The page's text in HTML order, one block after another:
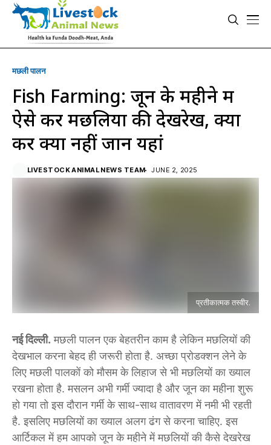
मछली पालन
Fish Farming: जून के महीने में
ऐसे करें मछलियों की देखरेख, क्या
करें क्या नहीं जानें यहां
LIVESTOCK ANIMAL NEWS TEAM JUNE 2, 2025
प्रतीकात्मक तस्वीर.
नई दिल्ली. मछली पालन एक बेहतरीन काम है लेकिन मछलियों की
देखभाल करना बेहद ही जरूरी होता है. अच्छा प्रोडक्शन लेने के
लिए मछली पालकों को मौसम के लिहाज से भी मछलियों का ख्याल
रखना होता है. मसलन अभी गर्मी ज्यादा है और जून का महीना शुरू
हो गया तो इस दौरान गर्मी के साथ-साथ वातावरण में नमी भी रहती
है. इसलिए मछलियों का ख्याल अलग ढंग से करना चाहिए. इस
आर्टिकल में हम आपको जून के महीने में मछलियों की कैसे देखरेख